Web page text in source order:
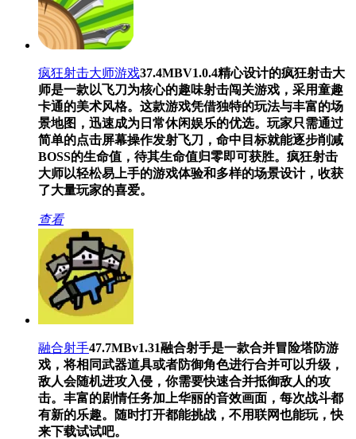
疯狂射击大师游戏37.4MBV1.0.4精心设计的疯狂射击大
师是一款以飞刀为核心的趣味射击闯关游戏，采用童趣
卡通的美术风格。这款游戏凭借独特的玩法与丰富的场
景地图，迅速成为日常休闲娱乐的优选。玩家只需通过
简单的点击屏幕操作发射飞刀，命中目标就能逐步削减
BOSS的生命值，待其生命值归零即可获胜。疯狂射击
大师以轻松易上手的游戏体验和多样的场景设计，收获
了大量玩家的喜爱。
查看
融合射手47.7MBv1.31融合射手是一款合并冒险塔防游
戏，将相同武器道具或者防御角色进行合并可以升级，
敌人会随机进攻入侵，你需要快速合并抵御敌人的攻
击。丰富的剧情任务加上华丽的音效画面，每次战斗都
有新的乐趣。随时打开都能挑战，不用联网也能玩，快
来下载试试吧。